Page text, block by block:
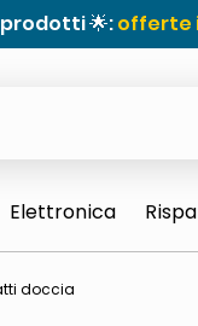
🌟:offerte
Elettronica
doccia